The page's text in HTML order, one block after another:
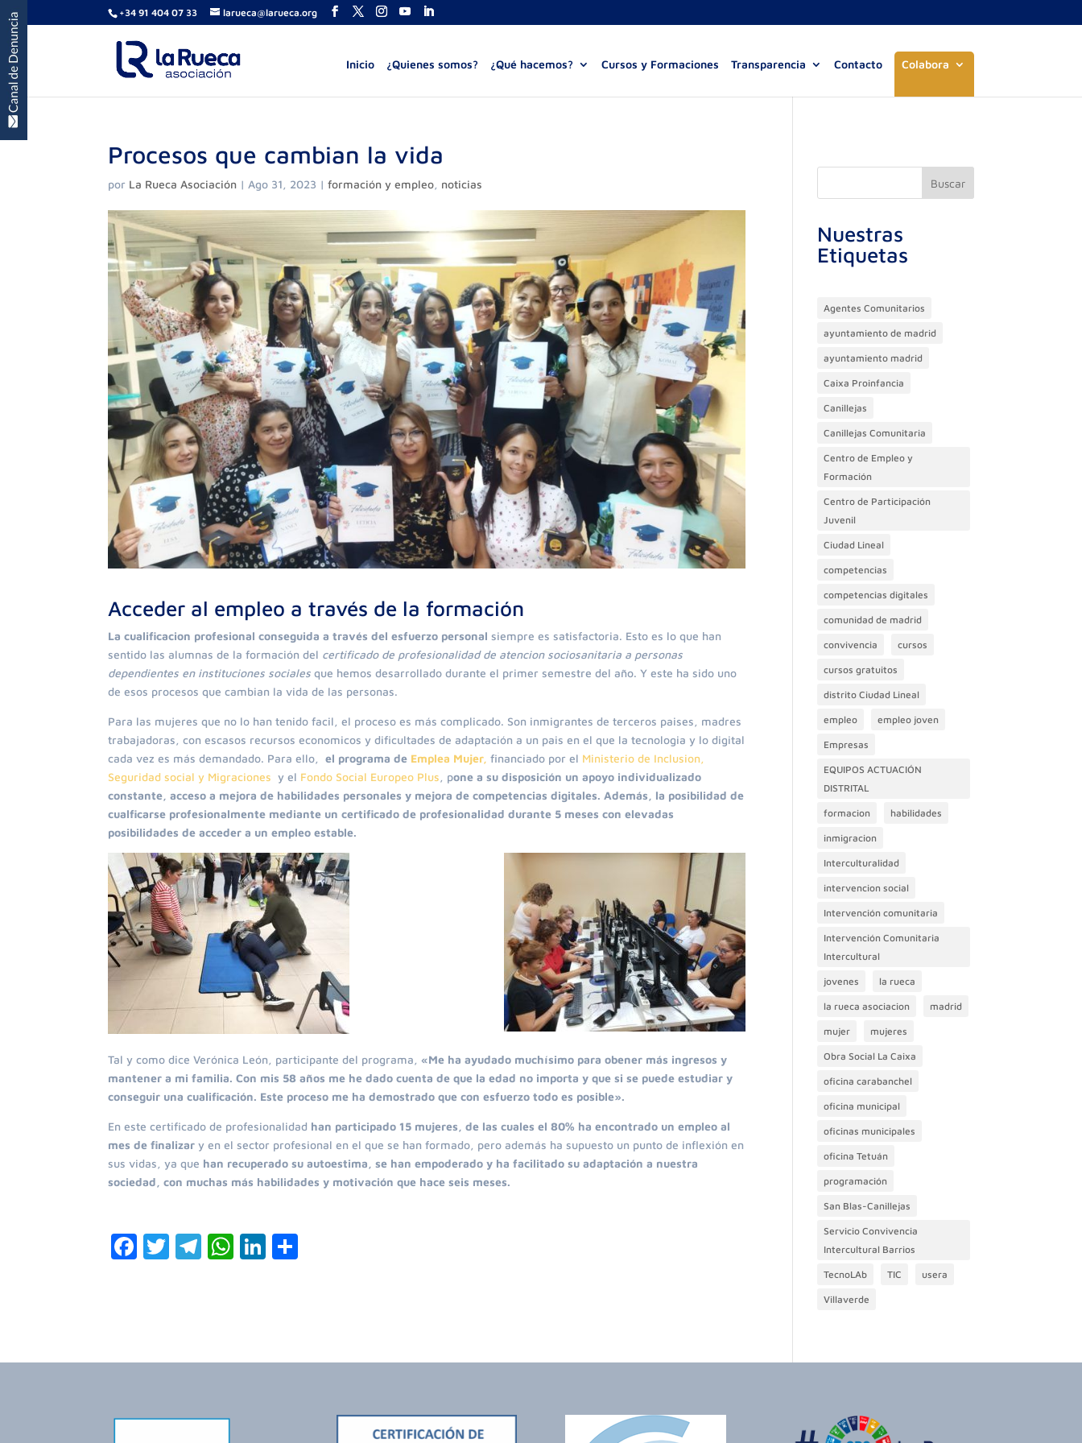
+34 91 404 07 33 larueca@larueca.org
Inicio ¿Quienes somos? ¿Qué hacemos? Cursos y Formaciones Transparencia Contacto Colabora
Procesos que cambian la vida
por La Rueca Asociación | Ago 31, 2023 |formación y empleo noticias
Acceder al empleo a través de la formación
La cualificacion profesional conseguida a través del esfuerzo personal siempre es satisfactoria. Esto es lo que han
sentido las alumnas de la formación del certificado de profesionalidad de atencion sociosanitaria a personas
dependientes en instituciones sociales que hemos desarrollado durante el primer semestre del año. Y este ha sido uno
de esos procesos que cambian la vida de las personas.
Para las mujeres que no lo han tenido facil, el proceso es más complicado. Son inmigrantes de terceros paises, madres
trabajadoras, con escasos recursos economicos y dificultades de adaptación a un pais en el que la tecnologia y lo digital
cada vez es más demandado. Para ello,
el programa de Emplea Mujer, financiado por el Ministerio de Inclusion,
Seguridad social y Migraciones y el Fondo Social Europeo Plus , pone a su disposición un apoyo individualizado
constante, acceso a mejora de habilidades personales y mejora de competencias digitales. Además, la posibilidad de
cualficarse profesionalmente mediante un certificado de profesionalidad durante 5 meses con elevadas
posibilidades de acceder a un empleo estable.
Tal y como dice Verónica León, participante del programa,«Me ha ayudado muchísimo para obener más ingresos y
mantener a mi familia. Con mis 58 años me he dado cuenta de que la edad no importa y que si se puede estudiar y
conseguir una cualificación. Este proceso me ha demostrado que con esfuerzo todo es posible».
En este certificado de profesionalidad han participado 15 mujeres, de las cuales el 80% ha encontrado un empleo al
mes de finalizar y en el sector profesional en el que se han formado, pero además ha supuesto un punto de inflexión en
sus vidas, ya que han recuperado su autoestima, se han empoderado y ha facilitado su adaptación a nuestra
sociedad, con muchas más habilidades y motivación que hace seis meses.
F
k
T
T
W Li
Buscar
Nuestras
Etiquetas
Agentes Comunitarios
ayuntamiento de madrid
ayuntamiento madrid
Caixa Proinfancia
Canillejas
Canillejas Comunitaria
Centro de Empleo y
Formación
Centro de Participación
Juvenil
Ciudad Lineal
competencias
competencias digitales
comunidad de madrid
convivencia cursos
cursos gratuitos
distrito Ciudad Lineal
empleo empleo joven
Empresas
EQUIPOS ACTUACIÓN
DISTRITAL
formacion habilidades
inmigracion
Interculturalidad
intervencion social
Intervención comunitaria
Intervención Comunitaria
Intercultural
jovenes la rueca
la rueca asociacion madrid
mujer mujeres
Obra Social La Caixa
oficina carabanchel
oficina municipal
oficinas municipales
oficina Tetuán
programación
San Blas-Canillejas
Servicio Convivencia
Intercultural Barrios
TecnoLAb TIC usera
Villaverde